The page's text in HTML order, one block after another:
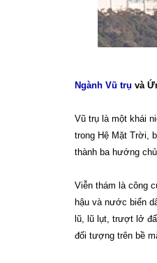
Ngành Vũ trụ và
Vũ trụ là một khái
trong Hệ Mặt Trời,
thành ba hướng
Viễn thám là công
hậu và nước biển
lũ, lũ lụt, trượt lở
đối tượng trên bề